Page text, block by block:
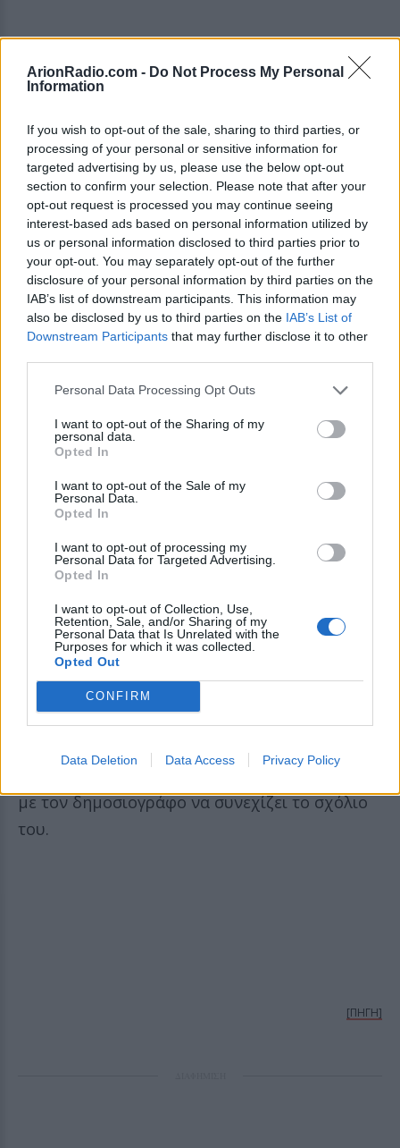
ArionRadio.com - Do Not Process My Personal
Information
If you wish to opt-out of the sale, sharing to third parties, or
processing of your personal or sensitive information for
targeted advertising by us, please use the below opt-out
section to confirm your selection. Please note that after your
opt-out request is processed you may continue seeing
interest-based ads based on personal information utilized by
us or personal information disclosed to third parties prior to
your opt-out. You may separately opt-out of the further
disclosure of your personal information by third parties on the
IAB’s list of downstream participants. This information may
also be disclosed by us to third parties on the IAB’s List of
Downstream Participants that may further disclose it to other
Personal Data Processing Opt Outs
I want to opt-out of the Sharing of my
personal data.
Opted In
I want to opt-out of the Sale of my
Personal Data.
Opted In
I want to opt-out of processing my
Personal Data for Targeted Advertising.
Opted In
I want to opt-out of Collection, Use,
Retention, Sale, and/or Sharing of my
Personal Data that Is Unrelated with the
Purposes for which it was collected.
Opted Out
CONFIRM
Data Deletion Data Access Privacy Policy
Η Ράνια Τζίμα σχολίασε πως θα έχει
ενδιαφέρον να φανεί αν ο πρώην
πρωθυπουργός παρουσιάσει νέες πολιτικές
θέσεις, θέτοντας παράλληλα το ερώτημα γιατί
αυτές δεν θα μπορούσαν να είχαν υλοποιηθεί
στο πλαίσιο του ΣΥΡΙΖΑ.
Τη στιγμή εκείνη, η παρουσιάστρια
αντιλήφθηκε την αντίδραση του Γιάννη
Πρετεντέρη και τον ρώτησε χαμογελώντας:
Ο δημοσιογράφος πήρε αμέσως τον λόγο και
απάντησε: «Ε, μα τώρα, μιλάμε σοβαρά τώρα;
Καθόμαστε και κουβεντιάζουμε “θα ‘ρθει, θα
γίνεται μια κουβέντα τεράστια από ένα μη
«Δεν ξέρουμε το κόμμα, δεν ξέρουμε τα
δεν ξέρουμε ποιοι ψηφίζουν, δεν ξέρουμε
πόσοι είναι. Αν έχει φίλους… Όλο αυτό το
πράγμα είναι άγνωστο», ανέφερε
χαρακτηριστικά.
Η Ράνια Τζίμα σχολίασε με χιούμορ πως
με τον δημοσιογράφο να συνεχίζει το σχόλιο
του.
[ΠΗΓΗ]